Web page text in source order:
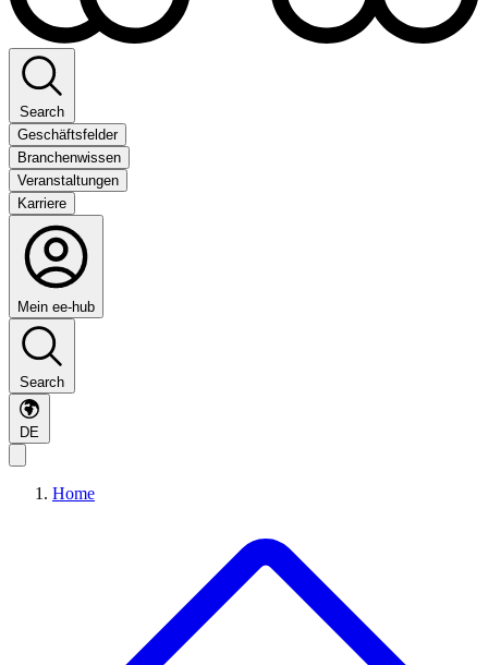
Search
Geschäftsfelder
Branchenwissen
Veranstaltungen
Karriere
Mein ee-hub
Search
DE
Home